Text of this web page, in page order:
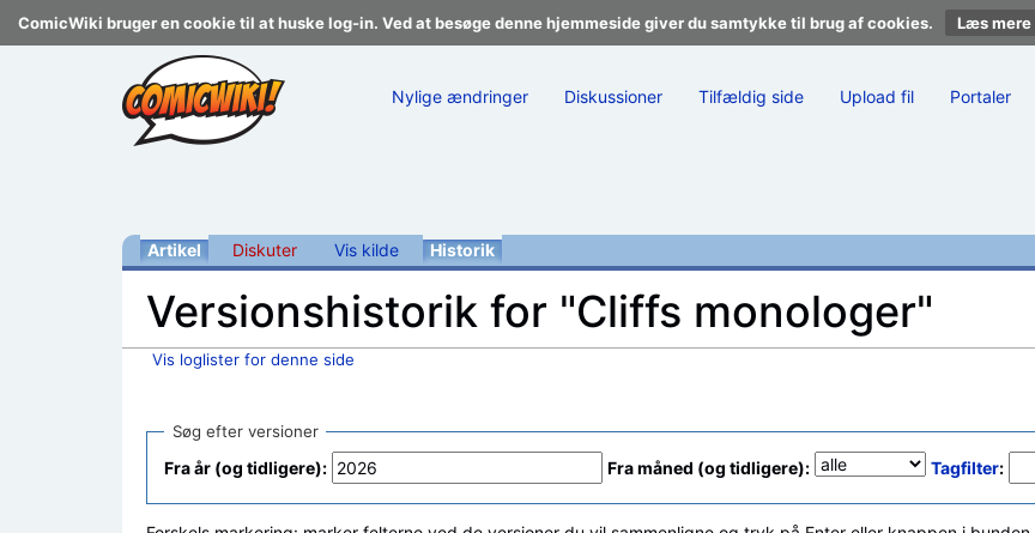
ComicWiki bruger en cookie til at huske log-in. Ved at besøge denne hjemmeside giver du samtykke til brug af cookies. Læs mere
Nylige ændringer Diskussioner Tilfældig side Upload fil Portaler
Artikel Diskuter Vis kilde Historik
Versionshistorik for "Cliffs monologer"
Vis loglister for denne side
Søg efter versioner
Fra år (og tidligere): Fra måned (og tidligere): Tagfilter: